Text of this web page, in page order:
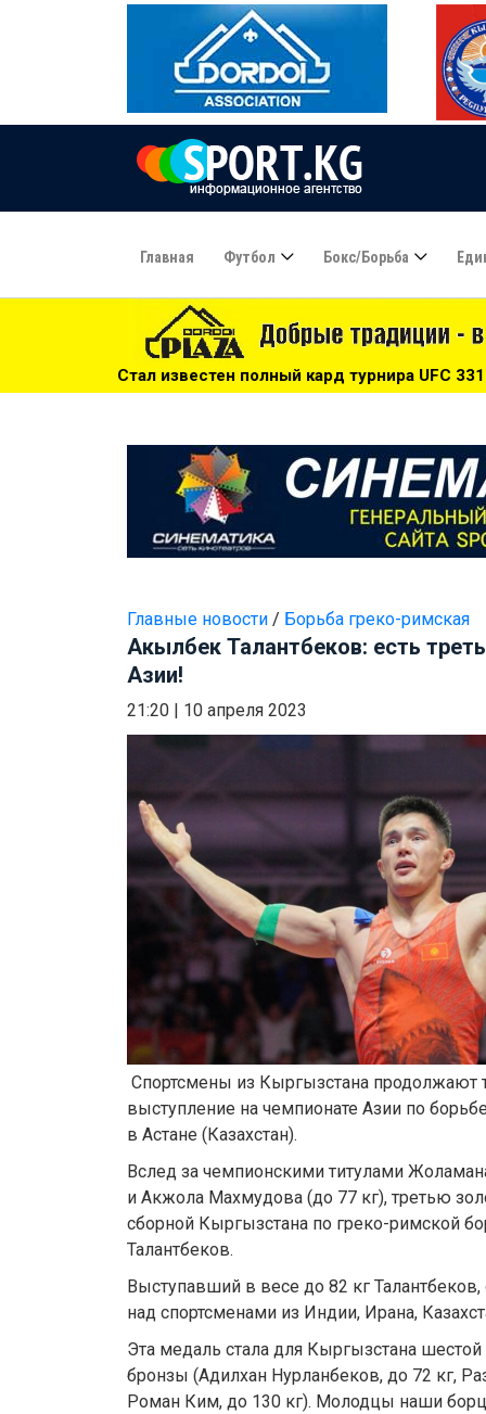
Главная Футбол Бокс/борьба
полный кард турнира UFC 331 - 10:00 ***Фабио
Главные новости / Борьба греко-римская
Акылбек Талантбеков: есть
Азии!
21:20 10 апреля 2023
Спортсмены из Кыргызстана продолжают
выступление на чемпионате Азии по
в Астане (Казахстан).
Вслед за чемпионскими титулами
и Акжола Махмудова (до 77 кг), третью
сборной Кыргызстана по греко-римской
Талантбеков.
Выступавший в весе до 82 кг
над спортсменами из Индии, Ирана,
Эта медаль стала для Кыргызстана шестой
бронзы (Адилхан Нурланбеков, до 72 кг,
Роман Ким, до 130 кг). Молодцы наши